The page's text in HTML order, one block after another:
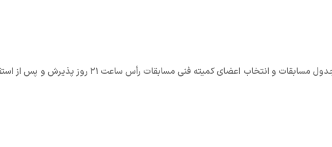
گردهمایی مربیان و سرپرستان تیم های استانی بمنظور انجام قرعه کشی جدول مسابقات و انتخاب اعضای کمیته فنی مسابقات رأس ساعت ۲۱ روز